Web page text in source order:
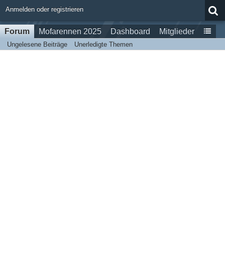
Anmelden oder registrieren
Forum Mofarennen 2025 Dashboard Mitglieder
Ungelesene Beiträge Unerledigte Themen